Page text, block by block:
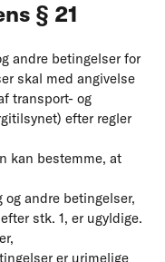
§ 21
andre betingelser for
skal med angivelse
transport- og
efter regler
kan bestemme, at
andre betingelser,
stk. 1, er ugyldige.
er urimelige